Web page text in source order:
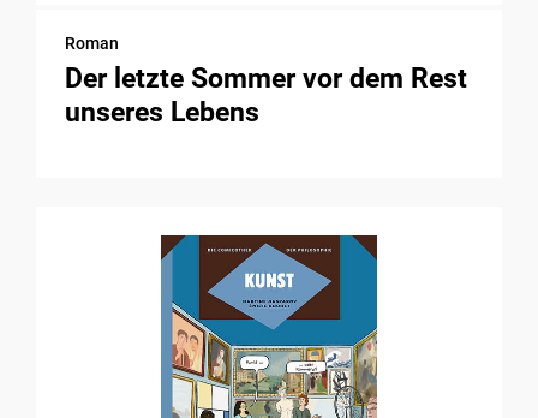
Roman
Der letzte Sommer vor dem Rest
unseres Lebens